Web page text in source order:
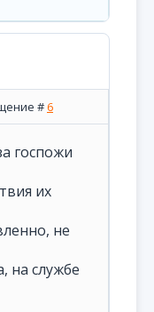
#6
госпожи
их
не
на службе